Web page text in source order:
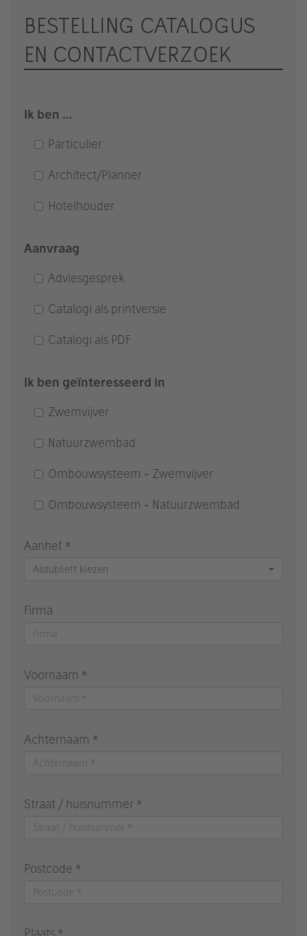
Management Platform & eRecht24
BESTELLING CATALOGUS
EN CONTACTVERZOEK
Ik ben ...
Particulier
Architect/Planner
Hotelhouder
Aanvraag
Adviesgesprek
Catalogi als printversie
Catalogi als PDF
Ik ben geïnteresseerd in
Zwemvijver
Natuurzwembad
Ombouwsysteem - Zwemvijver
Ombouwsysteem - Natuurzwembad
Aanhef *
Alstublieft kiezen
Firma
Voornaam *
Achternaam *
Straat / huisnummer *
Postcode *
Plaats *